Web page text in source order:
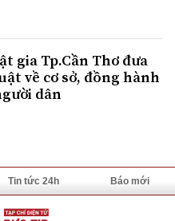
gia Tp.Cần Thơ đưa
về cơ sở, đồng hành
dân
Tin tức 24h Báo mới